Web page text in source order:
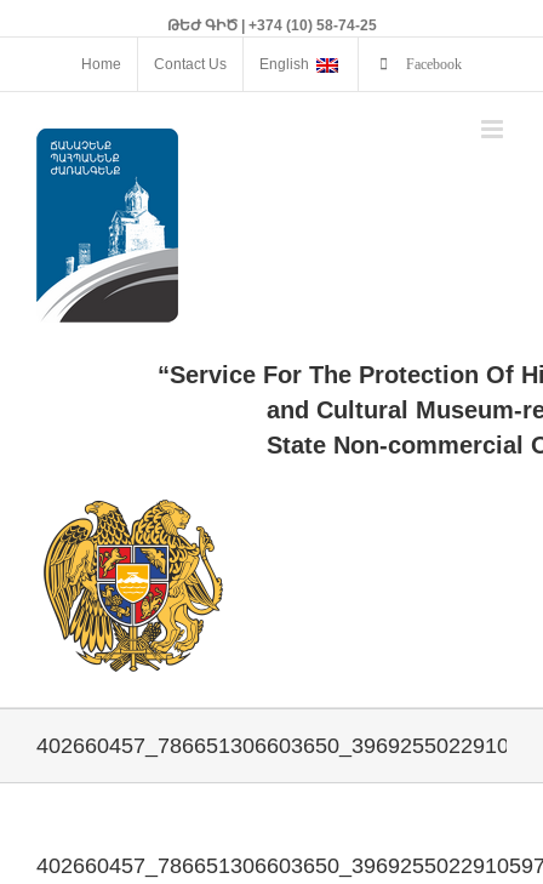
ԹԵԺ ԳԻԾ | +374 (10) 58-74-25
Home Contact Us English Facebook
“Service For The Protection Of
and Cultural Museum-
State Non-commercial